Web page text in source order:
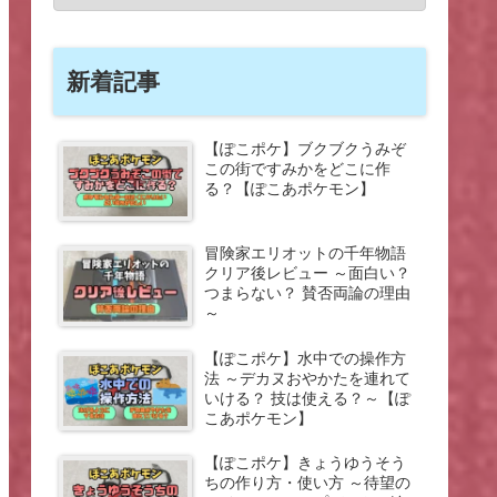
新着記事
【ぽこポケ】ブクブクうみぞ
この街ですみかをどこに作
る？【ぽこあポケモン】
冒険家エリオットの千年物語
クリア後レビュー ～面白い？
つまらない？ 賛否両論の理由
～
【ぽこポケ】水中での操作方
法 ～デカヌおやかたを連れて
いける？ 技は使える？～【ぽ
こあポケモン】
【ぽこポケ】きょうゆうそう
ちの作り方・使い方 ～待望の